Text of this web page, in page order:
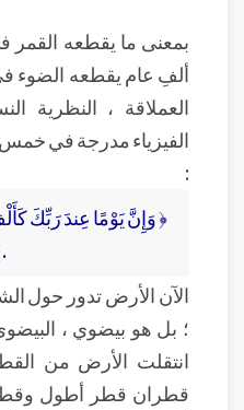
بمعنى ما يقطعه
ألفِ عام يقطعه الضوء
العملاقة ، النظرية
الفيزياء مدرجة في
:
الآن الأرض تدور حول
؛ بل هو بيضوي ،
انتقلت الأرض من
قطران قطر أطول